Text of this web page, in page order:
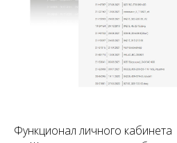
Функционал личного кабинета